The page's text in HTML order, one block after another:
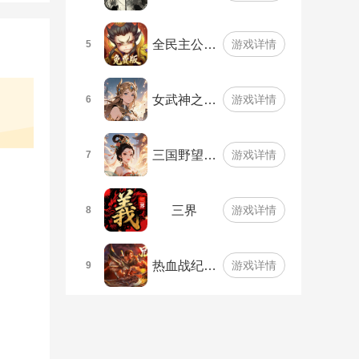
5 全民主公… 游戏详情
6 女武神之… 游戏详情
7 三国野望… 游戏详情
8 三界 游戏详情
9 热血战纪… 游戏详情